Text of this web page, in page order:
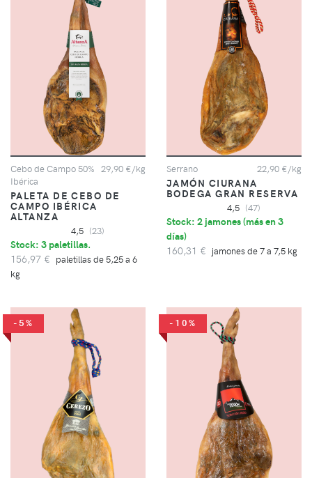
Cebo de Campo 50%
Ibérica
29,90 €/kg
PALETA DE CEBO DE
CAMPO IBÉRICA
ALTANZA
4,5 (23)
Stock: 3 paletillas.
156,97 € paletillas de 5,25 a 6
kg
Serrano 22,90 €/kg
JAMÓN CIURANA
BODEGA GRAN RESERVA
4,5 (47)
Stock: 2 jamones (más en 3
días)
160,31 € jamones de 7 a 7,5 kg
-5% -10%